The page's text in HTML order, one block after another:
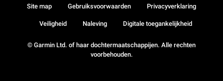
© Garmin Ltd. of haar dochtermaatschappijen. Alle rechten
voorbehouden.
Site map Gebruiksvoorwaarden Privacyverklaring
Veiligheid Naleving Digitale toegankelijkheid